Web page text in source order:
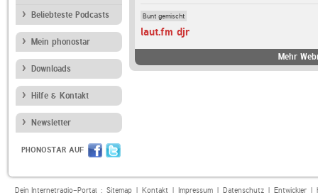
Beliebteste Podcasts
Mein phonostar
Downloads
Hilfe & Kontakt
Newsletter
PHONOSTAR AUF
Bunt gemischt
laut.fm djr
Mehr
Dein Internetradio-Portal : Sitemap| Kontakt| Impressum| Datenschutz| Entwickler|